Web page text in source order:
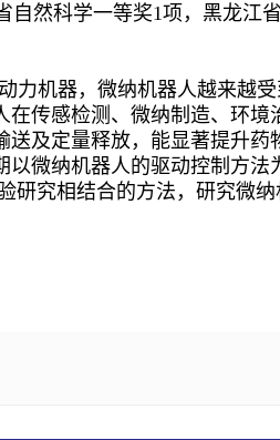
自然科学一等奖1项，黑龙江
力机器，微纳机器人越来越
传感检测、微纳制造、环
及定量释放，能显著提升
微纳机器人的驱动控制方
研究相结合的方法，研究微